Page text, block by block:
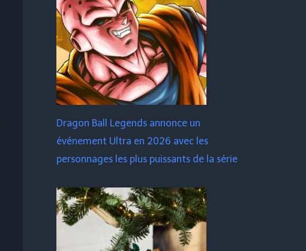
Dragon Ball Legends annonce un
événement Ultra en 2026 avec les
personnages les plus puissants de la série